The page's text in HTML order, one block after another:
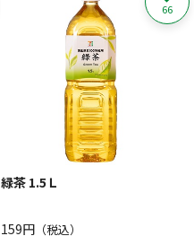
緑茶 1.5Ｌ
159円（税込）
66